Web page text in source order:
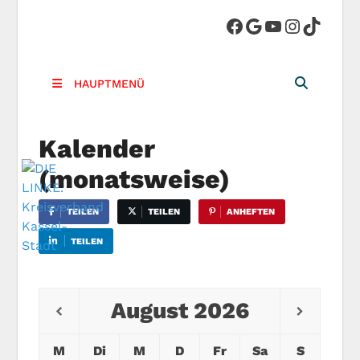
Kreisverband
Kassel-Stadt
HAUPTMENÜ
Kalender
(monatsweise)
TEILEN TEILEN ANHEFTEN
TEILEN
August 2026
M
Di
M
D
Fr
Sa
S